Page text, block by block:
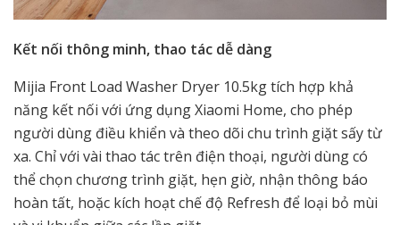
Kết nối thông minh, thao tác dễ dàng
Mijia Front Load Washer Dryer 10.5kg tích hợp khả
năng kết nối với ứng dụng Xiaomi Home, cho phép
người dùng điều khiển và theo dõi chu trình giặt sấy từ
xa. Chỉ với vài thao tác trên điện thoại, người dùng có
thể chọn chương trình giặt, hẹn giờ, nhận thông báo
hoàn tất, hoặc kích hoạt chế độ Refresh để loại bỏ mùi